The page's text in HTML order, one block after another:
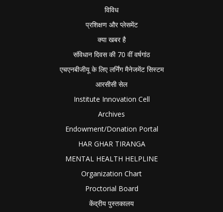
विविध
प्रशिक्षण और प्लेसमेंट
क्या खबर है
संविधान दिवस की 70 वीं वर्षगांठ
एचएनबीजीयू के लिए लर्निंग मैनेजमेंट सिस्टम
आरसीसी सेल
Institute Innovation Cell
Archives
Endowment/Donation Portal
HAR GHAR TIRANGA
MENTAL HEALTH HELPLINE
Organization Chart
Proctorial Board
केंद्रीय पुस्तकालय